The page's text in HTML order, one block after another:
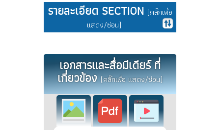
รายละเอียด SECTION (คลิ๊กเพื่อ
แสดง/ซ่อน)
เอกสารและสื่อมีเดียร์ ที่
เกี่ยวข้อง(คลิ๊กเพื่อ แสดง/ซ่อน)